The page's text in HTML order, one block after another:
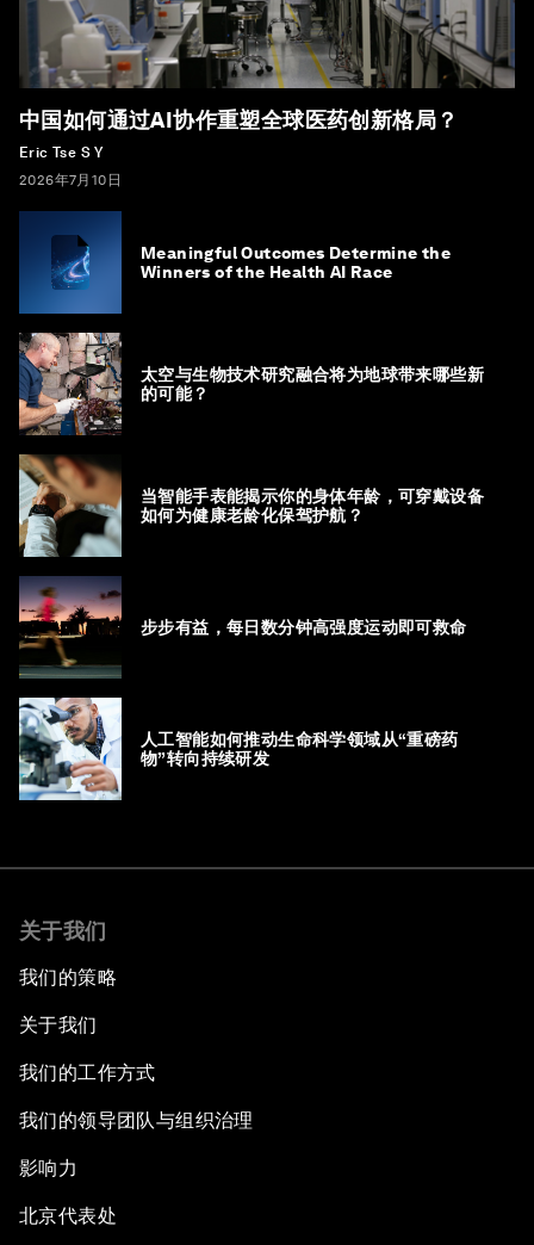
中国如何通过AI协作重塑全球医药创新格局？
Eric Tse S Y
2026年7月10日
Meaningful Outcomes Determine the
Winners of the Health AI Race
太空与生物技术研究融合将为地球带来哪些新
的可能？
当智能手表能揭示你的身体年龄，可穿戴设备
如何为健康老龄化保驾护航？
步步有益，每日数分钟高强度运动即可救命
人工智能如何推动生命科学领域从“重磅药
物”转向持续研发
关于我们
我们的策略
关于我们
我们的工作方式
我们的领导团队与组织治理
影响力
北京代表处